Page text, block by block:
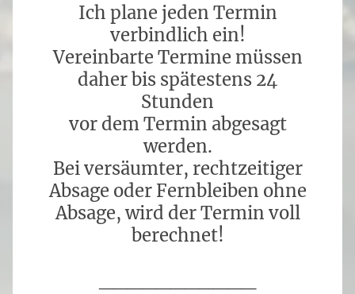
Ich plane jeden Termin
verbindlich ein!
Vereinbarte Termine müssen
daher bis spätestens 24
Stunden
vor dem Termin abgesagt
werden.
Bei versäumter, rechtzeitiger
Absage oder Fernbleiben ohne
Absage, wird der Termin voll
berechnet!